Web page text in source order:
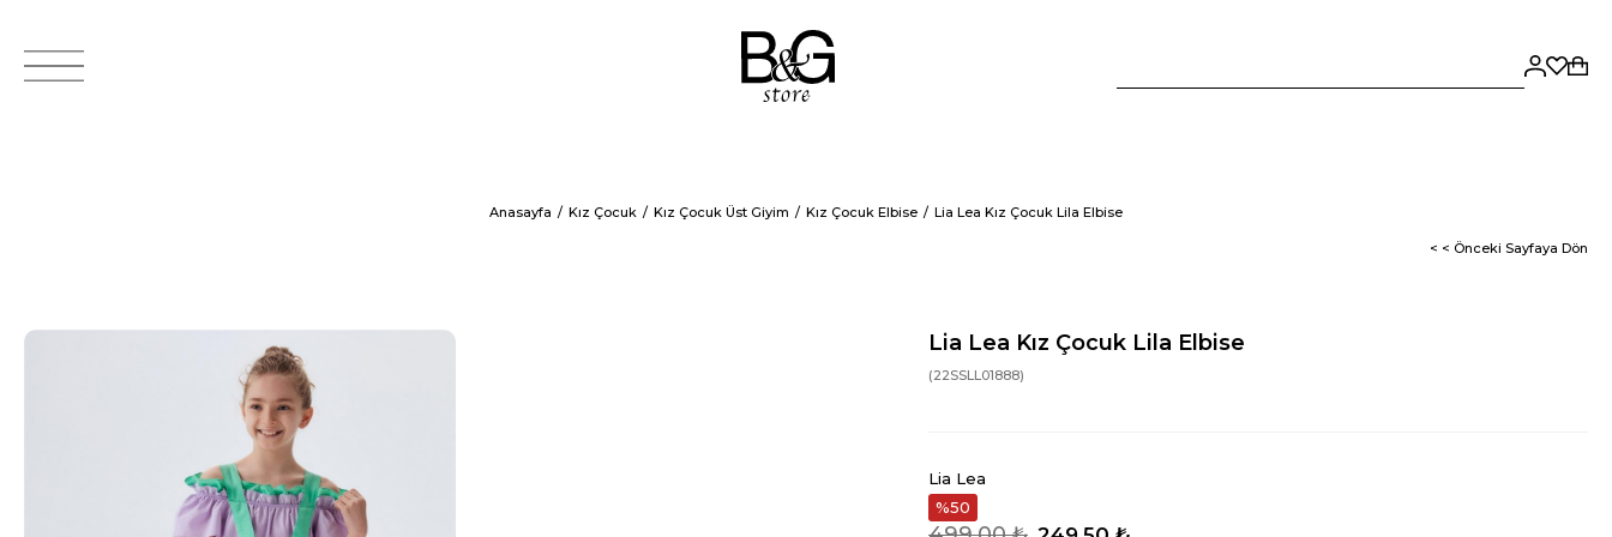
Anasayfa Kız Çocuk Kız Çocuk Üst Giyim Kız Çocuk Elbise Lia Lea Kız Çocuk Lila Elbise
< < Önceki Sayfaya Dön
Lia Lea Kız Çocuk Lila Elbise
(22SSLL01888)
Lia Lea
50